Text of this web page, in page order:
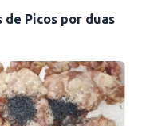
de Picos por duas